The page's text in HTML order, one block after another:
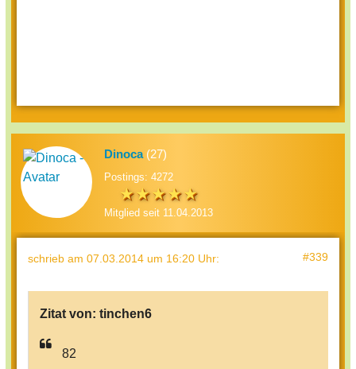
Dinoca(27)
Postings: 4272
Mitglied seit 11.04.2013
schrieb am 07.03.2014 um 16:20 Uhr: #339
Zitat von: tinchen6
82